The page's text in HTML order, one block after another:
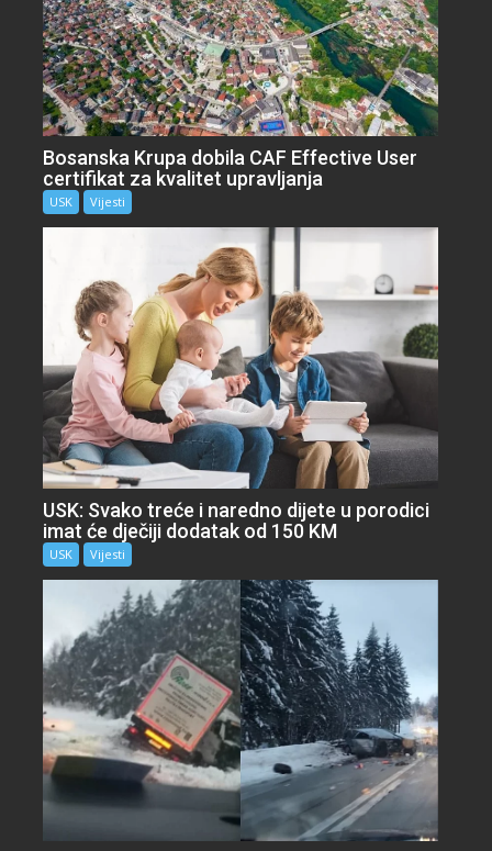
Bosanska Krupa dobila CAF Effective User
certifikat za kvalitet upravljanja
USK Vijesti
USK: Svako treće i naredno dijete u porodici
imat će dječiji dodatak od 150 KM
USK Vijesti